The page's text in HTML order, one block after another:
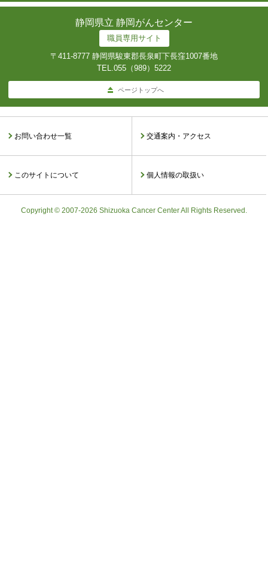
静岡県立 静岡がんセンター
職員専用サイト
〒411-8777 静岡県駿東郡長泉町下長窪1007番地
TEL.055（989）5222
ページトップへ
お問い合わせ一覧 交通案内・アクセス
このサイトについて 個人情報の取扱い
Copyright © 2007-2026 Shizuoka Cancer Center All Rights Reserved.